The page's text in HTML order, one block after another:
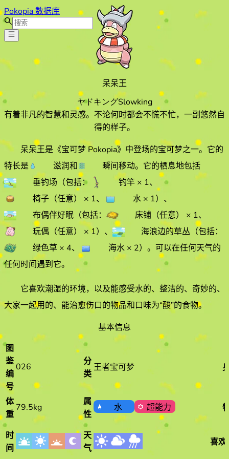
Pokopia 数据库
呆呆王
ヤドキングSlowking
有着非凡的智慧和灵感。不论何时都会不慌不忙，一副悠然自
得的样子。
呆呆王是《宝可梦 Pokopia》中登场的宝可梦之一。它的
特长是 滋润和 瞬间移动。它的栖息地包括
垂钓场 （包括： 钓竿 × 1、
椅子（任意）
× 1、 水 × 1） 、
布偶伴好眠 （包括： 床铺（任意） × 1、
玩偶（任意）
× 1） 、 海浪边的草丛 （包括：
绿色草 × 4、 海水 × 2） 。 可以在任何天气的
任何时间遇到它。
它喜欢潮湿的环境，以及能感受水的、整洁的、奇妙的、
大家一起用的、能治愈伤口的物品和口味为“酸”的食物。
基本信息
图
鉴
编
号
026
分
类
王者宝可梦
体
重
79.5kg
属
性
水 超能力
时
间
天
气
喜欢